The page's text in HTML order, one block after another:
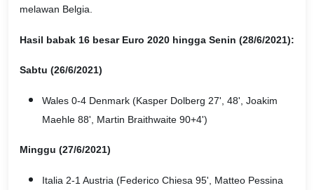
melawan Belgia.
Hasil babak 16 besar Euro 2020 hingga Senin (28/6/2021):
Sabtu (26/6/2021)
Wales 0-4 Denmark (Kasper Dolberg 27', 48', Joakim
Maehle 88', Martin Braithwaite 90+4')
Minggu (27/6/2021)
Italia 2-1 Austria (Federico Chiesa 95', Matteo Pessina